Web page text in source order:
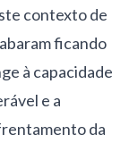
contexto de
ficando
à capacidade
e a
da